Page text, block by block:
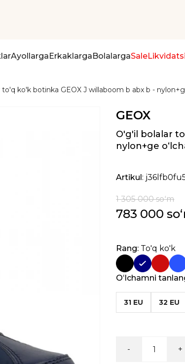
AyollargaErkaklargaBolalargaSale
to'q ko'k botinka GEOX J willaboom b abx b -
GEOX
O'g'il bolalar
nylon+ge
Artikul:
1 305 000 soʻm
783 000
Rang: To'q ko'k
Oʻlchamni
31 EU 32 EU
- +